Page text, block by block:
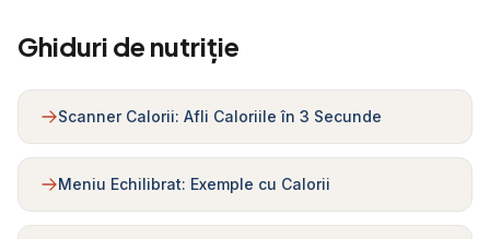
Ghiduri de nutriție
Scanner Calorii: Afli Caloriile în 3 Secunde
Meniu Echilibrat: Exemple cu Calorii